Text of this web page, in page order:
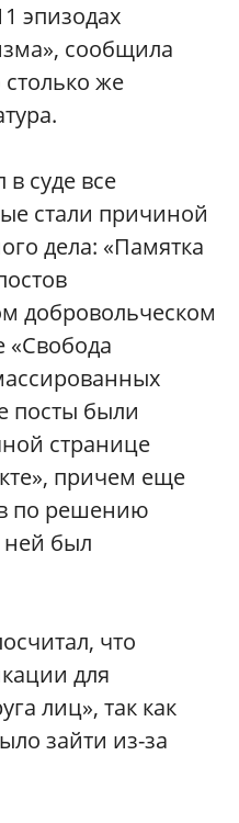
эпизодах
сообщила
же
суде все
стали причиной
дела: «Памятка
добровольческом
«Cвобода
посты были
странице
причем еще
по решению
ней был
что
для
лиц», так как
зайти из-за